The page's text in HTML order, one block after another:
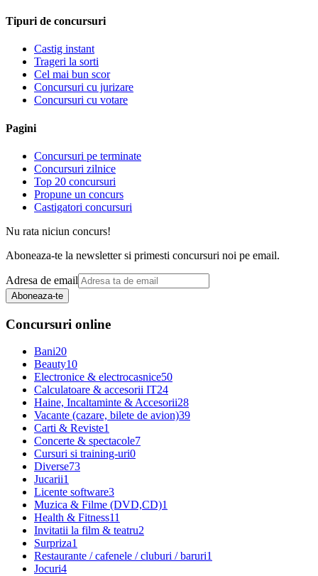
Tipuri de concursuri
Castig instant
Trageri la sorti
Cel mai bun scor
Concursuri cu jurizare
Concursuri cu votare
Pagini
Concursuri pe terminate
Concursuri zilnice
Top 20 concursuri
Propune un concurs
Castigatori concursuri
Nu rata niciun concurs!
Aboneaza-te la newsletter si primesti concursuri noi pe email.
Adresa de email
Aboneaza-te
Concursuri online
Bani20
Beauty10
Electronice & electrocasnice50
Calculatoare & accesorii IT24
Haine, Incaltaminte & Accesorii28
Vacante (cazare, bilete de avion)39
Carti & Reviste1
Concerte & spectacole7
Cursuri si training-uri0
Diverse73
Jucarii1
Licente software3
Muzica & Filme (DVD,CD)1
Health & Fitness11
Invitatii la film & teatru2
Surpriza1
Restaurante / cafenele / cluburi / baruri1
Jocuri4